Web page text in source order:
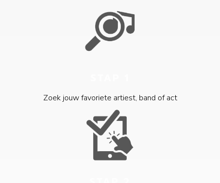
Zoek jouw favoriete artiest, band of act